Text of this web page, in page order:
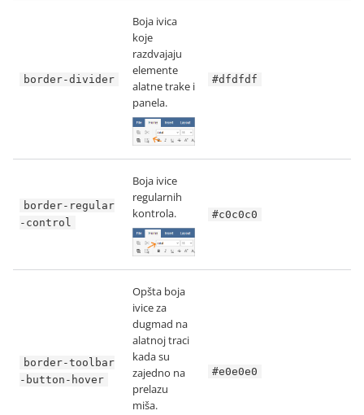
border-divider
Boja ivica
koje
razdvajaju
elemente
alatne trake i
panela.
#dfdfdf
border-regular
-control
Boja ivice
regularnih
kontrola.
#c0c0c0
border-toolbar
-button-hover
Opšta boja
ivice za
dugmad na
alatnoj traci
kada su
zajedno na
prelazu
miša.
#e0e0e0